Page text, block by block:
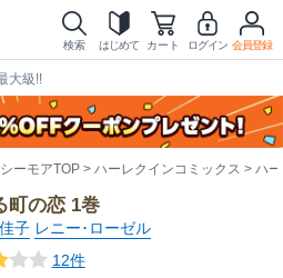
検索 はじめて カート ログイン 会員登録
大級!!
ーモアTOP ハーレクインコミックス ハ
町の恋 1巻
子 レニー･ローゼル
12件